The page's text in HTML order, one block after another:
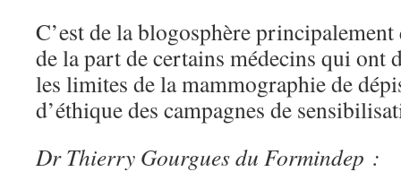
C’est de la blogosphère
de la part de certains médecins qui ont
les limites de la mammographie de
d’éthique des campagnes de
Dr Thierry Gourgues du Formindep :